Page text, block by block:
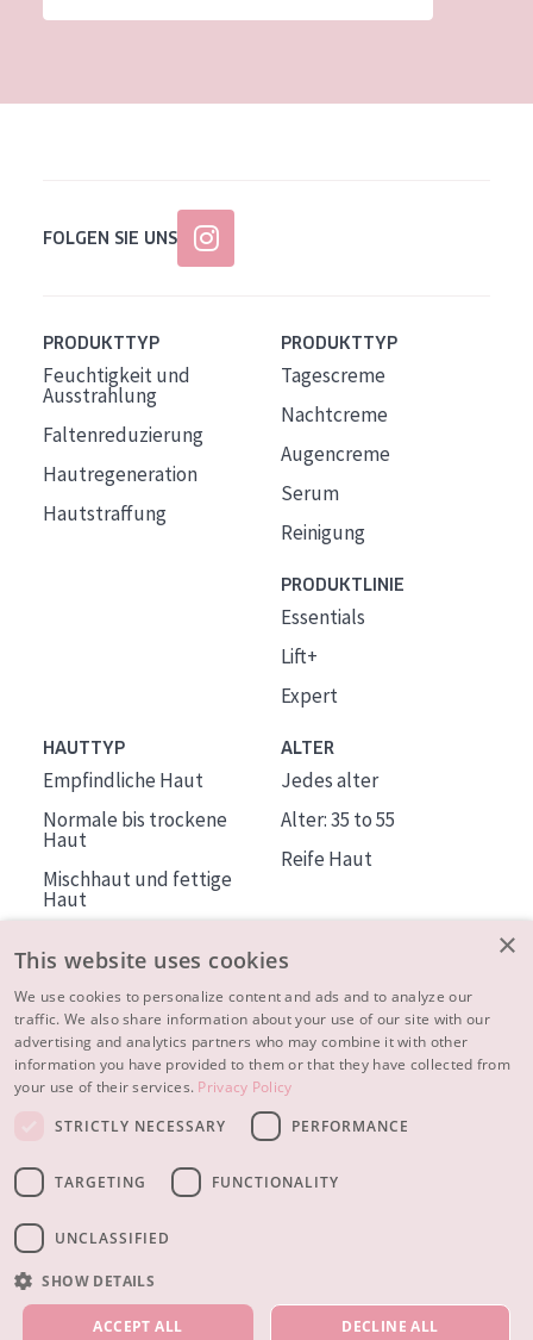
UNSERE PRODUKTE
FOLGEN SIE UNS
PRODUKTTYP
Feuchtigkeit und
Ausstrahlung
Faltenreduzierung
Hautregeneration
Hautstraffung
PRODUKTTYP
Tagescreme
Nachtcreme
Augencreme
Serum
Reinigung
PRODUKTLINIE
Essentials
Lift+
Expert
HAUTTYP
Empfindliche Haut
Normale bis trockene
Haut
Mischhaut und fettige
Haut
Haut
ALTER
Jedes alter
Alter: 35 to 55
Reife Haut
ÜBER DIADERMINE
Mehr über uns
Inspiration
×
This website uses cookies
We use cookies to personalize content and ads and to analyze our
traffic. We also share information about your use of our site with our
advertising and analytics partners who may combine it with other
information you have provided to them or that they have collected from
your use of their services. Privacy Policy
STRICTLY NECESSARY
PERFORMANCE
TARGETING FUNCTIONALITY
UNCLASSIFIED
SHOW DETAILS
ACCEPT ALL DECLINE ALL